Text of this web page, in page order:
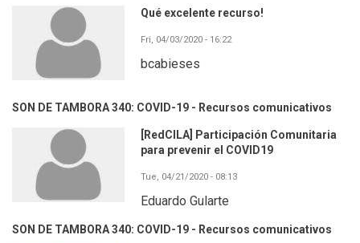
Qué excelente recurso!
Fri, 04/03/2020 - 16:22
bcabieses
SON DE TAMBORA 340: COVID-19 - Recursos comunicativos
[RedCILA] Participación Comunitaria
para prevenir el COVID19
Tue, 04/21/2020 - 08:13
Eduardo Gularte
SON DE TAMBORA 340: COVID-19 - Recursos comunicativos